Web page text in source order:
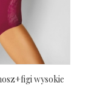
wysokie